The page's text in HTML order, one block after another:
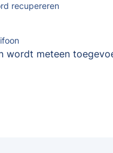
recupereren
wordt meteen